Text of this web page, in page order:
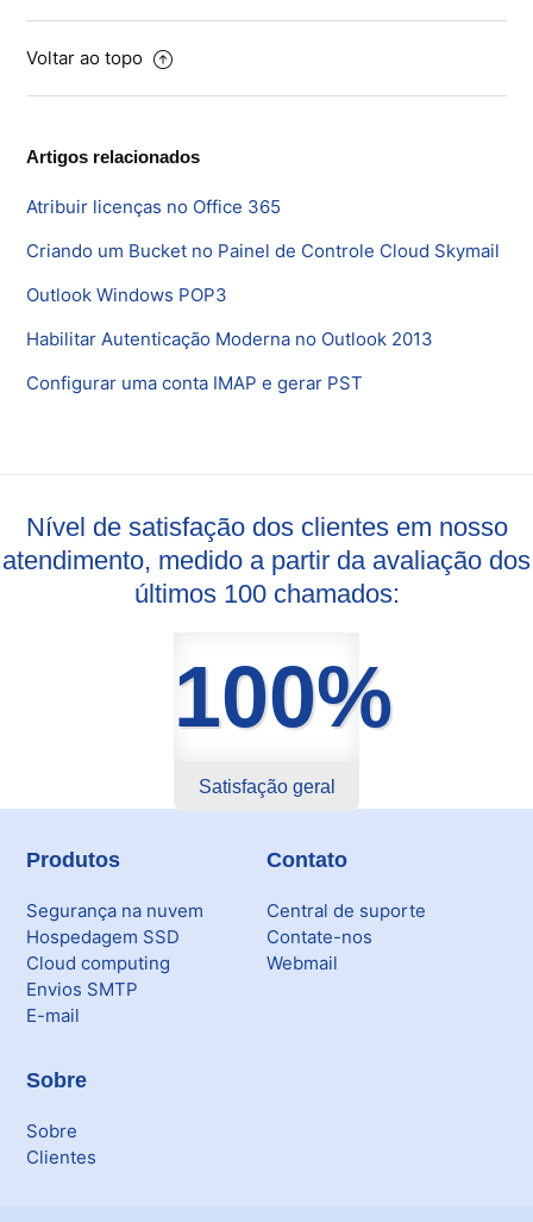
Voltar ao topo
Artigos relacionados
Atribuir licenças no Office 365
Criando um Bucket no Painel de Controle Cloud Skymail
Outlook Windows POP3
Habilitar Autenticação Moderna no Outlook 2013
Configurar uma conta IMAP e gerar PST
Nível de satisfação dos clientes em nosso
atendimento, medido a partir da avaliação dos
últimos 100 chamados:
100%
Satisfação geral
Produtos
Segurança na nuvem
Hospedagem SSD
Cloud computing
Envios SMTP
E-mail
Contato
Central de suporte
Contate-nos
Webmail
Sobre
Sobre
Clientes